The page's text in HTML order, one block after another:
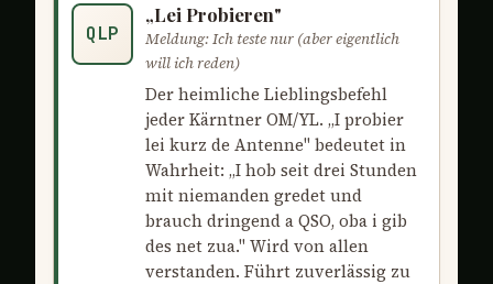
QLP
„Lei Probieren"
Meldung: Ich teste nur (aber eigentlich
will ich reden)
Der heimliche Lieblingsbefehl
jeder Kärntner OM/YL. „I probier
lei kurz de Antenne" bedeutet in
Wahrheit: „I hob seit drei Stunden
mit niemanden gredet und
brauch dringend a QSO, oba i gib
des net zua." Wird von allen
verstanden. Führt zuverlässig zu